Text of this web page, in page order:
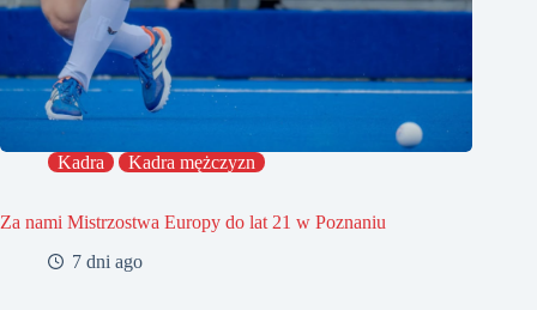
Kadra Kadra mężczyzn
Za nami Mistrzostwa Europy do lat 21 w Poznaniu
7 dni ago